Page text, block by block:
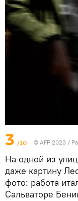
3 /10 © AFP 2023 /
На одной из
даже картину
фото: работа
Сальваторе